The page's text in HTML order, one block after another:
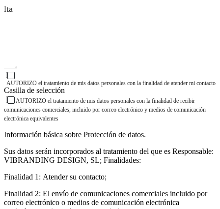
AUTORIZO el tratamiento de mis datos personales con la finalidad de atender mi contacto
Casilla de selección
AUTORIZO el tratamiento de mis datos personales con la finalidad de recibir
comunicaciones comerciales, incluido por correo electrónico y medios de comunicación
electrónica equivalentes
Información básica sobre Protección de datos.
Sus datos serán incorporados al tratamiento del que es Responsable:
VIBRANDING DESIGN, SL; Finalidades:
Finalidad 1: Atender su contacto;
Finalidad 2: El envío de comunicaciones comerciales incluido por
correo electrónico o medios de comunicación electrónica